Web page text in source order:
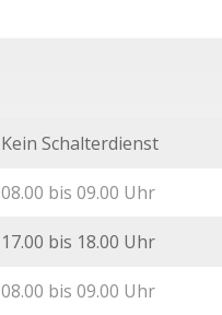
Kein Schalterdienst
08.00 bis 09.00 Uhr
17.00 bis 18.00 Uhr
08.00 bis 09.00 Uhr